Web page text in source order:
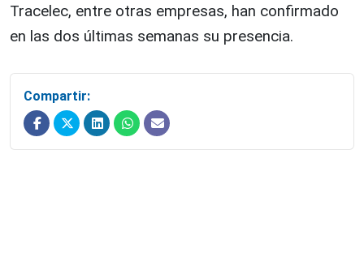
Tracelec, entre otras empresas, han confirmado
en las dos últimas semanas su presencia.
Compartir: